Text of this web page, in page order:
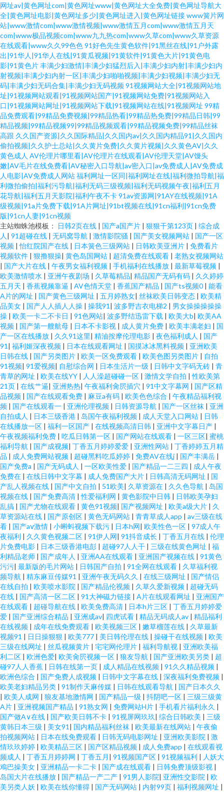
网址av|黄色网址com|黄色网址www|黄色网址大全免费|黄色网址导航大
全|黄色网址电影|黄色网址多少|黄色网址进入|黄色网址链接www簧片网
站|www激情com|www激情视频|www激情五月com|www激情五月天
com|www极品视频com|www九九热com|www久草com|www久草资源
在线观看|www久久99色色91好色先生黄色软件|91黑丝在线|91户外露
出|91华人|91华人在线|91黄瓜视频|91黄软件|91黄色大片|91黄色电
影|91黄色片丰满少妇激情|丰满少妇猛烈后入|丰满少妇内射|丰满少妇内
射视频|丰满少妇内射一区|丰满少妇啪啪视频|丰满少妇视频|丰满少妇无
码|丰满少妇无码合集|丰满少妇无码视频91视频网站大全|91视频网站地
址|91视频网站观看|91视频网站国产|91视频网站免费|91视频网站入
口|91视频网站网址|91视频网站下载|91视频网站在线|91视频网址 99精
品免费观看|99精品免费视频|99精品热看|99精品热免费|99精品日韩|99
精品视频|99精品视频99|99精品视频观看|99精品视频免费|99精品丝袜
高跟 久久国产资源|久久国际精品|久久国内av|久久国内精品91|久久国内
偷拍视频|久久护士总站|久久黄片免费|久久黄片视频|久久黄色AV|久久
黄色成人 AV伦理片哪里看|AV伦理片在线观看|AV伦理天堂|AV馒头
嫩|AV毛片在线免费看|AV秘密入口导航|av密入口|av免费成人|AV免费成
人电影|AV免费成人网站福利网址一区同|福利网址在线|福利微拍导航|福
利微拍偷拍|福利污导航|福利无码三级视频|福利无码视频午夜|福利五月
花导航|福利五月天影院|福利午夜不卡91av资源网|91AY在线视频|91A
级视频|91a片免费下载|91A片网址|91bt视频在线|91cn福利|91cn免费
版|91cn人妻|91cn视频
主站蜘蛛池模板：
日韩2页在线 | 国产a国产片 | 狠狠干第123页 | 综合成
人 | 91超碰在线 | 无码窝导航 | 激情影院骚 | 国产美女视频网站 | 国产一区
视频 |怡红院国产在线 | 日本簧色三级网站 | 日韩欧美亚洲片 | 免费看片
视频软件 | 狠撸狠操| 黄色岛国网站 | 超清免费在线观看 | 老熟女视频网站
| 国产大片在线 | 午夜男女福利视频 | 手机福利在线播放 | 最新草莓视频 |
欧美激情喷水 | 亚洲午夜剧场 | 久草莓精品| 精品国产无码有码 | 久久婷婷
五月天 | 香蕉视频靠逼 | AV色情天堂 | 香蕉国产精品 | 国产ts视频0 | 能看
A片的网址 | 国产黄色三级网址 | 五月婷熟女| 丝袜欧美日韩变态 | 欧美精
品美女 | 国产人人插人人操 | 操我91 | 波多野吉衣电梯2 | 男女操操操操操
操 | 欧美一卡二不卡日 | 91色网站| 波多野结迅雷下载 | 欧美大b| 欧美AA
视频 | 国产第一艘航母 | 日本不卡影视 | 成人黄片免费 | 欧美丰满老妇 | 国
产一区在线播放 | 久久91这里| 精油按摩伦理电影 | 夜色福利成人 | 国产
91 | 福利姬深夜视频 | 日本在线观看网址 | 国摸冰冰黑料视频 | 亚洲欧美
日韩在线 | 国产另类图片 | 欧美一区免费观看 | 欧美色图另类图片 | 自拍
91视频| 91爱视频| 自慰综合网 | 日本生活片一级 | 日韩中文字码无砖 | 青
青草的网址 | 欧美在线YY | 人人澡超碰碰一区 | 激情文学自拍 |性欧美第
21页 | 在线艹逼| 亚洲热热| 午夜福利肏屄插穴 | 91中文字幕网 | 国产区精
品视频 | 国产在线观看免费 | 麻豆a有码 | 欧美色色综合 | 午夜精品福利视
频 | 国产在线观看一 | 亚洲伦理视频 | 日韩资源导航 | 国产一区丝袜 | 亚洲
自拍成人 | 日本三级香港 | 岛国午夜福利视频 | 成人天堂入口网站 | 日韩
在线播放一区 | 福利一区国产 | 在线视频高清日韩 | 亚洲中文字幕日产 |
午夜视频福利免费 | 吃瓜日韩第一区 | 国产网站在线观看 | 一区三区| 蜜桃
福利导航 | 国产成视频| 丁香五月婷婷爱爱 | 亚洲性网站 | 丁香婷婷五月精
品 | 成人免费网站视频 | 超碰黑料吃瓜婷婷 | 免费AV在线j | 国产丰满岳 |
国产免费a | 国产无码成人 | 一区欧美性爱 | 国产精品一二三四 | 成人午夜
免费在 | 在线日韩中文字幕 | 成人免费国产大片 | 日韩高清无码网址 | 国
产乱人视频在线 | 国产中文自拍 | 51欧美| 久草资源在 | 久久色导航 | 岛国
视频在线 | 国产免费高清 |性爱福利网 | 黄色影院中日韩 | 日韩欧美孕妇
乱搞 | 国产尤物在线观看 | 黄色91视频| 国产视频网址 | 欧美a级大片 | 久
草资源站在线 | 国产原创区 | 黄色无码网站 | 青青草成人app | av三级在线
看 | 国产aⅴ激情 | 小蝌蚪视频下载污 | 日本h网| 欧美性色一区 | 97成人午
夜福利 | 久久黄色视频二区 | 91伊人网| 91抖音成长 | 丁香五月在线 | 伦理
片免费电影 | 日本三级香港电彭 | 超碰97人人干 | 三级在线黄色网址 | 福
利精品老师 | 国产成年人 | 亚洲AA在线观看 | 亚洲国产视频在线 | 91黄色
污污| 最新版的毛片网站 | 日韩国产自拍 | 91全网在线观看 | 久草福利视
频导航 | 精东麻豆传媒91 | 亚洲午夜无码久久 | 在线三级网址 | 国产情侣
在线自拍 | 欧美喷水影院 | 国产精品伦视频 | 久草久爱新视频 | 超碰无码
在线 | 国产高清一区二区 | 91大神磁力链接 | A片在线观看网址 | 亚洲国产
在线观看 | 超碰导航在线 | 欧美免费高清 | 日本h片三区 | 丁香五月婷婷爱
爱 | 国产亚洲综合精品 | 亚洲成av| 四虎试看 | 精品无码成人av | 精品福利
在线视频 | 成年在线免费观看 | 欧美视频三区 | 嫩草榴莲在线 | 久草最新
视频91 | 日日操狠狠 | 欧美777 | 美日韩伦理在线 | 操碰干在线视频 | 欧美
三级在线网址 | 丝瓜视频黄片 | 宅宅网伦理片 | 福利导航视 | 亚洲欧美福
利二区 | 欧洲色爱| 欧美肏屄视频一区 | 狼友导航 | 国产亚洲欧美另类 | 超
碰97人人香蕉 | 日韩在线第一页 | 成人精品在线视频 | 91久久精品视频 |
欧洲色综合 | 国产免费人成视频 | 日韩中文字幕在线 | 深夜福利免费视频 |
欧美老妇精品另类 | 91制作天麻传媒 | 日韩在线观看导航 | 国产日本久久
| 欧美人成网 | 狼友基地激情网 | 国产精品一级 | 抖阴吧一区 | 三级三级黄
A片 | 亚洲视频国产精品 | 91熟女网 | 免费网站H片 | 手机看片福利永久 |
国产做A∨在线 | 国产欧美日韩不卡 | 91视屏网玖玖| 综合日韩欧美 | 三级
黄韩日本三级 | 美女91 | 国内精品福利丝袜 | 欧美最新在线网站 | 午夜偷
拍视频网站 | 日本在线免费观看 | 日韩无码电影网址 | 亚洲欧美影院 | 激
情玖玖婷婷 | 欧美精品三区 | 国产区精品视频 | 成人免费app | 在线观看视
频成人 | 丁香五月婷婷网 | 丁香五月 | 91视频国产区 | 91视频福利 | 人妖大
鳮巴操美女 | 亚洲精品一卡二卡 | 国产成在线观看 | 日韩免费顶级影视 |
岛国大片在线播放 | 国产精品一产二产 | 91男人影院| 亚洲性交影院 | 欧
美另类人妖 | 欧美在线你懂得 | 国产无码网站 | 内射99页 | 福利视频网址 |